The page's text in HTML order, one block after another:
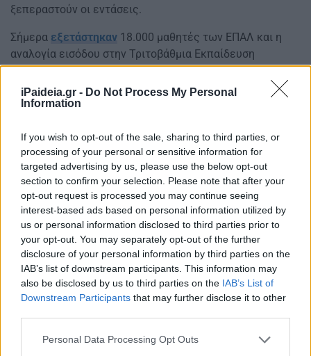
iPaideia.gr - Do Not Process My Personal
Information
If you wish to opt-out of the sale, sharing to third parties, or
processing of your personal or sensitive information for
targeted advertising by us, please use the below opt-out
section to confirm your selection. Please note that after your
opt-out request is processed you may continue seeing
interest-based ads based on personal information utilized by
us or personal information disclosed to third parties prior to
your opt-out. You may separately opt-out of the further
disclosure of your personal information by third parties on the
IAB’s list of downstream participants. This information may
also be disclosed by us to third parties on the IAB’s List of
Downstream Participants that may further disclose it to other
Please note that this website/app uses one or more Google
Personal Data Processing Opt Outs
ξεπεραστούν οι εντάσεις.
Σήμερα εξετάστηκαν 18.000 μαθητές των ΕΠΑΛ και η
αναλογία εισόδου στην Τριτοβάθμια Εκπαίδευση
διαμορφώνεται 1 στους 3. Επίσης για πρώτη φέτος το
1% των υποψηφίων ΕΠΑΛ θα διεκδικήσει μία θέση στα
Πανεπιστήμια ανάλογα με τα μαθήματα που έχει
ομοσπονδία εκπαιδευτικών φροντιστών αναφέρει
επίσης ότι οι ερωτήσεις επεξεργασίας κειμένου που
ζητήθηκε να απαντηθούν ήταν «απλές» και «συνδέονται
άμεσα με την ύλη των εξετάσεων». «Ενδιαφέρον έχει να
παρατηρήσουμε ότι δεν επελέγη ερώτηση τύπου Σωστό
– Λάθος στη Β1, αλλά ερώτηση ανάπτυξης»,
επισημαίνεται τέλος.
ΤΕΛΕΥΤΑΙΕΣ ΕΙΔΗΣΕΙΣ ΓΙΑ
ΠΑΝΕΛΛΗΝΙΕΣ 2017
Πανελλήνιες 2017: Δείτε το θέμα της έκθεσης ΕΠΑΛ